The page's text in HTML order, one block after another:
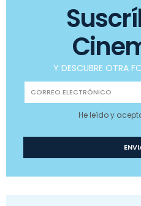
Y DESCUBRE OTRA
He leído y